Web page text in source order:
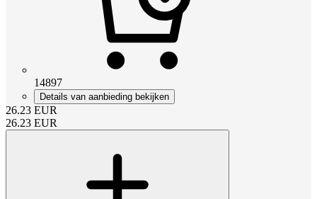
14897
Details van aanbieding bekijken
26.23 EUR
26.23 EUR